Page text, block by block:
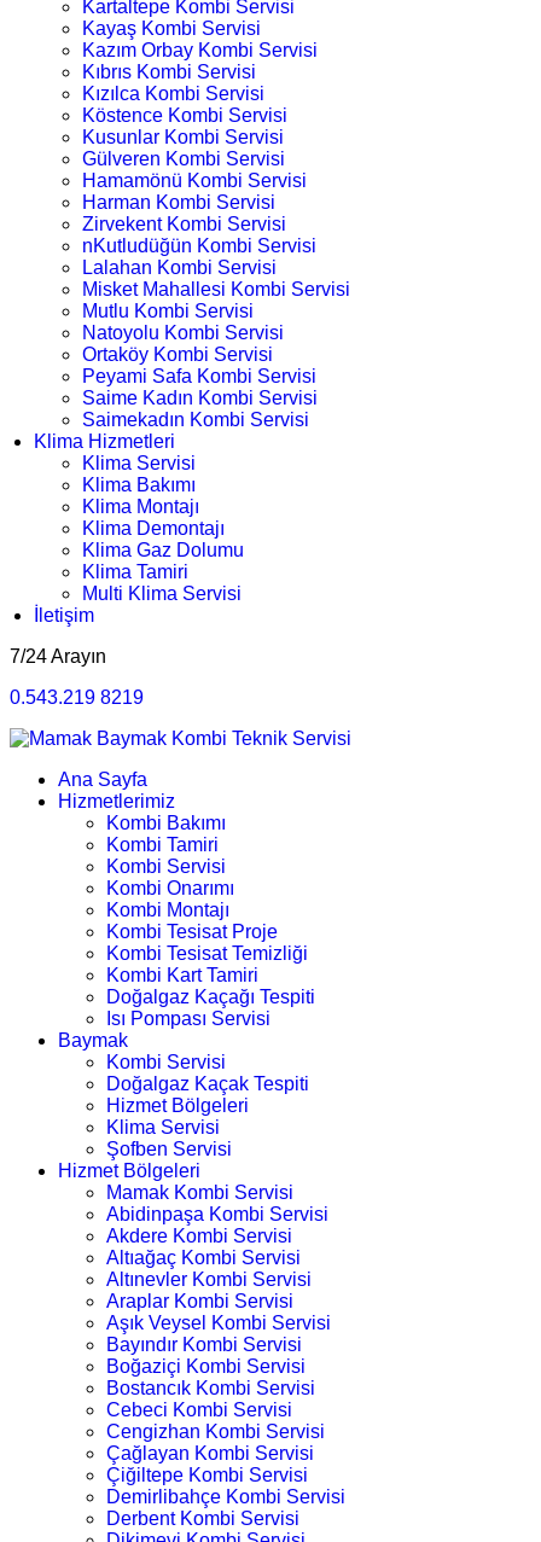
Kartaltepe Kombi Servisi
Kayaş Kombi Servisi
Kazım Orbay Kombi Servisi
Kıbrıs Kombi Servisi
Kızılca Kombi Servisi
Köstence Kombi Servisi
Kusunlar Kombi Servisi
Gülveren Kombi Servisi
Hamamönü Kombi Servisi
Harman Kombi Servisi
Zirvekent Kombi Servisi
nKutludüğün Kombi Servisi
Lalahan Kombi Servisi
Misket Mahallesi Kombi Servisi
Mutlu Kombi Servisi
Natoyolu Kombi Servisi
Ortaköy Kombi Servisi
Peyami Safa Kombi Servisi
Saime Kadın Kombi Servisi
Saimekadın Kombi Servisi
Klima Hizmetleri
Klima Servisi
Klima Bakımı
Klima Montajı
Klima Demontajı
Klima Gaz Dolumu
Klima Tamiri
Multi Klima Servisi
İletişim
7/24 Arayın
0.543.219 8219
Ana Sayfa
Hizmetlerimiz
Kombi Bakımı
Kombi Tamiri
Kombi Servisi
Kombi Onarımı
Kombi Montajı
Kombi Tesisat Proje
Kombi Tesisat Temizliği
Kombi Kart Tamiri
Doğalgaz Kaçağı Tespiti
Isı Pompası Servisi
Baymak
Kombi Servisi
Doğalgaz Kaçak Tespiti
Hizmet Bölgeleri
Klima Servisi
Şofben Servisi
Hizmet Bölgeleri
Mamak Kombi Servisi
Abidinpaşa Kombi Servisi
Akdere Kombi Servisi
Altıağaç Kombi Servisi
Altınevler Kombi Servisi
Araplar Kombi Servisi
Aşık Veysel Kombi Servisi
Bayındır Kombi Servisi
Boğaziçi Kombi Servisi
Bostancık Kombi Servisi
Cebeci Kombi Servisi
Cengizhan Kombi Servisi
Çağlayan Kombi Servisi
Çiğiltepe Kombi Servisi
Demirlibahçe Kombi Servisi
Derbent Kombi Servisi